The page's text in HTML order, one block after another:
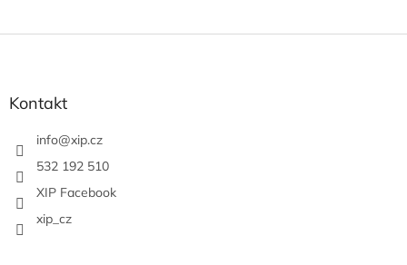
Kontakt
info@xip.cz
532 192 510
XIP Facebook
xip_cz